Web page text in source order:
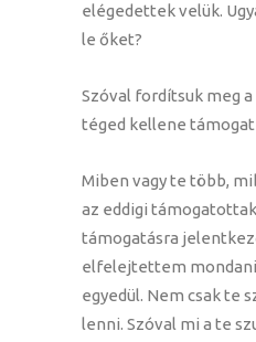
elégedettek velük.
le őket?
Szóval fordítsuk meg
téged kellene
Miben vagy te több,
az eddigi
támogatásra
elfelejtettem
egyedül. Nem csak te
lenni. Szóval mi a te